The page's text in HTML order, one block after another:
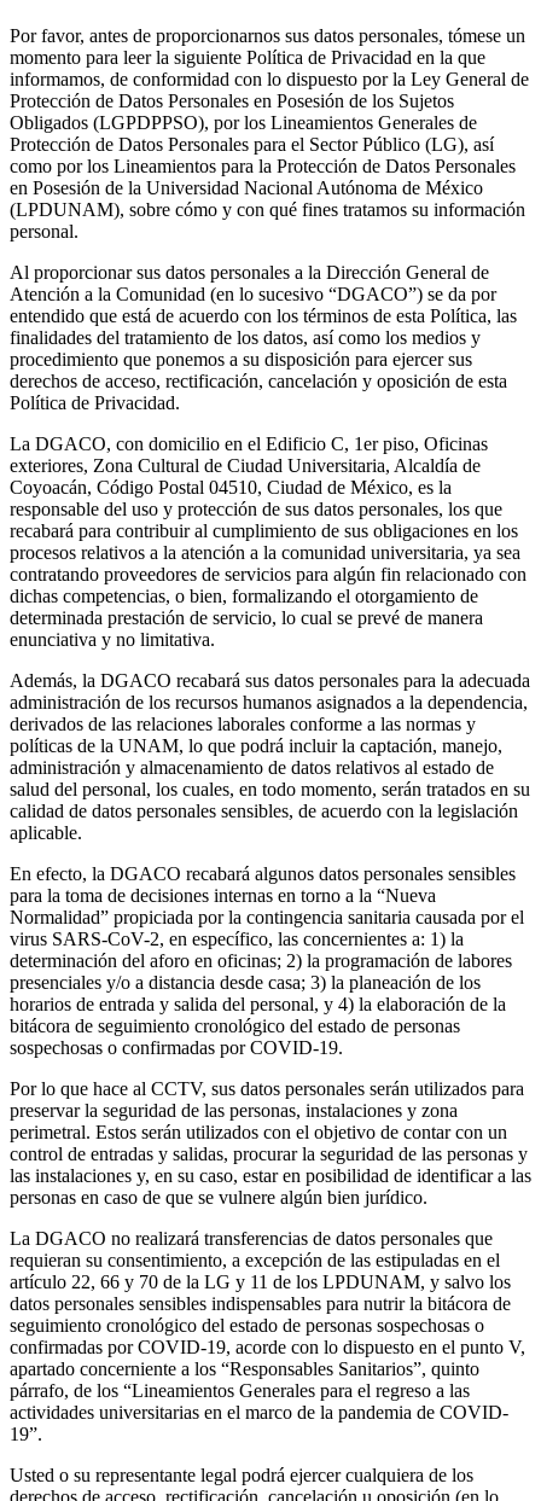
Por favor, antes de proporcionarnos sus datos personales, tómese un
momento para leer la siguiente Política de Privacidad en la que
informamos, de conformidad con lo dispuesto por la Ley General de
Protección de Datos Personales en Posesión de los Sujetos
Obligados (LGPDPPSO), por los Lineamientos Generales de
Protección de Datos Personales para el Sector Público (LG), así
como por los Lineamientos para la Protección de Datos Personales
en Posesión de la Universidad Nacional Autónoma de México
(LPDUNAM), sobre cómo y con qué fines tratamos su información
personal.
Al proporcionar sus datos personales a la Dirección General de
Atención a la Comunidad (en lo sucesivo “DGACO”) se da por
entendido que está de acuerdo con los términos de esta Política, las
finalidades del tratamiento de los datos, así como los medios y
procedimiento que ponemos a su disposición para ejercer sus
derechos de acceso, rectificación, cancelación y oposición de esta
Política de Privacidad.
La DGACO, con domicilio en el Edificio C, 1er piso, Oficinas
exteriores, Zona Cultural de Ciudad Universitaria, Alcaldía de
Coyoacán, Código Postal 04510, Ciudad de México, es la
responsable del uso y protección de sus datos personales, los que
recabará para contribuir al cumplimiento de sus obligaciones en los
procesos relativos a la atención a la comunidad universitaria, ya sea
contratando proveedores de servicios para algún fin relacionado con
dichas competencias, o bien, formalizando el otorgamiento de
determinada prestación de servicio, lo cual se prevé de manera
enunciativa y no limitativa.
Además, la DGACO recabará sus datos personales para la adecuada
administración de los recursos humanos asignados a la dependencia,
derivados de las relaciones laborales conforme a las normas y
políticas de la UNAM, lo que podrá incluir la captación, manejo,
administración y almacenamiento de datos relativos al estado de
salud del personal, los cuales, en todo momento, serán tratados en su
calidad de datos personales sensibles, de acuerdo con la legislación
aplicable.
En efecto, la DGACO recabará algunos datos personales sensibles
para la toma de decisiones internas en torno a la “Nueva
Normalidad” propiciada por la contingencia sanitaria causada por el
virus SARS-CoV-2, en específico, las concernientes a: 1) la
determinación del aforo en oficinas; 2) la programación de labores
presenciales y/o a distancia desde casa; 3) la planeación de los
horarios de entrada y salida del personal, y 4) la elaboración de la
bitácora de seguimiento cronológico del estado de personas
sospechosas o confirmadas por COVID-19.
Por lo que hace al CCTV, sus datos personales serán utilizados para
preservar la seguridad de las personas, instalaciones y zona
perimetral. Estos serán utilizados con el objetivo de contar con un
control de entradas y salidas, procurar la seguridad de las personas y
las instalaciones y, en su caso, estar en posibilidad de identificar a las
personas en caso de que se vulnere algún bien jurídico.
La DGACO no realizará transferencias de datos personales que
requieran su consentimiento, a excepción de las estipuladas en el
artículo 22, 66 y 70 de la LG y 11 de los LPDUNAM, y salvo los
datos personales sensibles indispensables para nutrir la bitácora de
seguimiento cronológico del estado de personas sospechosas o
confirmadas por COVID-19, acorde con lo dispuesto en el punto V,
apartado concerniente a los “Responsables Sanitarios”, quinto
párrafo, de los “Lineamientos Generales para el regreso a las
actividades universitarias en el marco de la pandemia de COVID-
19”.
Usted o su representante legal podrá ejercer cualquiera de los